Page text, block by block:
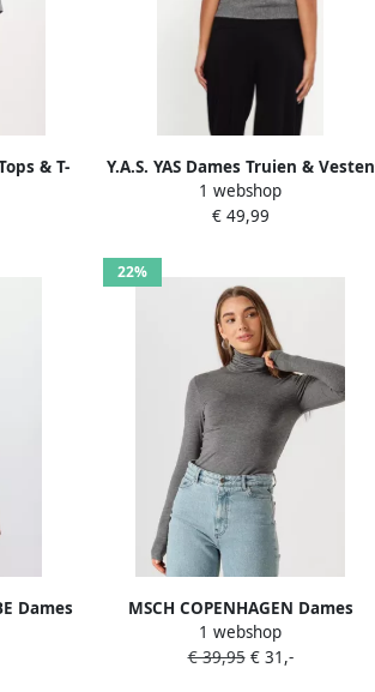
& T-
V-
Y.A.S. YAS Dames Truien & Vesten
Yasfrilo Ss Knit Cardigan Grijs
1 webshop
€ 49,99
Dames
Top
22%
MSCH COPENHAGEN Dames
Truien & Vesten Mschbetrina R
Ls Top Grijs
1 webshop
€ 39,95€ 31,-